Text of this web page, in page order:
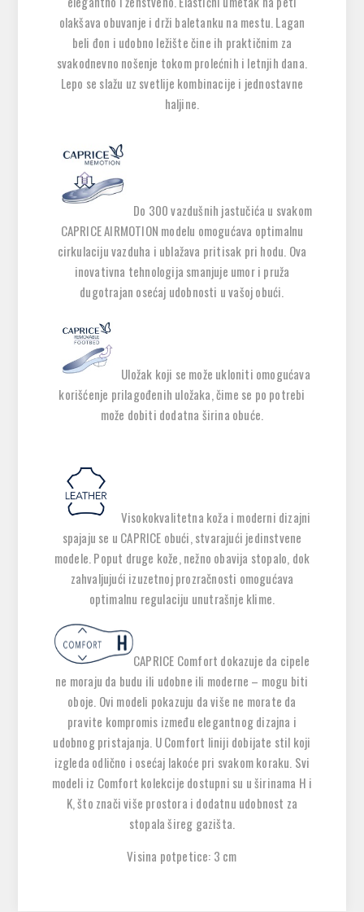
olakšava obuvanje i drži baletanku na mestu. Lagan
beli đon i udobno ležište čine ih praktičnim za
svakodnevno nošenje tokom prolećnih i letnjih dana.
Lepo se slažu uz svetlije kombinacije i jednostavne
haljine.
Do 300 vazdušnih jastučića u svakom
CAPRICE AIRMOTION modelu omogućava optimalnu
cirkulaciju vazduha i ublažava pritisak pri hodu. Ova
inovativna tehnologija smanjuje umor i pruža
dugotrajan osećaj udobnosti u vašoj obući.
Uložak koji se može ukloniti omogućava
korišćenje prilagođenih uložaka, čime se po potrebi
može dobiti dodatna širina obuće.
Visokokvalitetna koža i moderni dizajni
spajaju se u CAPRICE obući, stvarajući jedinstvene
modele. Poput druge kože, nežno obavija stopalo, dok
zahvaljujući izuzetnoj prozračnosti omogućava
optimalnu regulaciju unutrašnje klime.
CAPRICE Comfort dokazuje da cipele
ne moraju da budu ili udobne ili moderne – mogu biti
oboje. Ovi modeli pokazuju da više ne morate da
pravite kompromis između elegantnog dizajna i
udobnog pristajanja. U Comfort liniji dobijate stil koji
izgleda odlično i osećaj lakoće pri svakom koraku. Svi
modeli iz Comfort kolekcije dostupni su u širinama H i
K, što znači više prostora i dodatnu udobnost za
stopala šireg gazišta.
Visina potpetice: 3 cm